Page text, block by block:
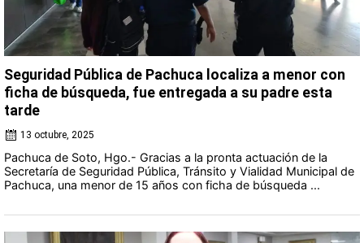
Seguridad Pública de Pachuca localiza a menor con
ficha de búsqueda, fue entregada a su padre esta
tarde
13 octubre, 2025
Pachuca de Soto, Hgo.- Gracias a la pronta actuación de la
Secretaría de Seguridad Pública, Tránsito y Vialidad Municipal de
Pachuca, una menor de 15 años con ficha de búsqueda ...